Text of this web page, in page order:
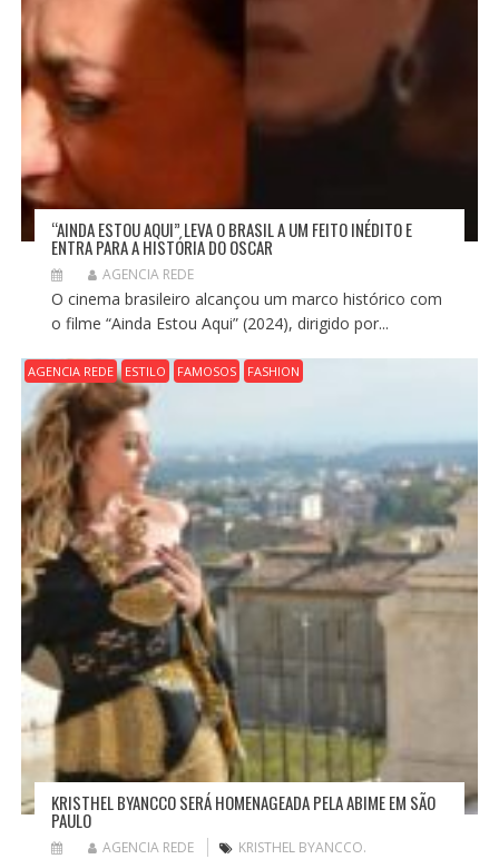
“AINDA ESTOU AQUI” LEVA O BRASIL A UM FEITO INÉDITO E
ENTRA PARA A HISTÓRIA DO OSCAR
AGENCIA REDE
O cinema brasileiro alcançou um marco histórico com
o filme “Ainda Estou Aqui” (2024), dirigido por...
AGENCIA REDE ESTILO FAMOSOS FASHION
KRISTHEL BYANCCO SERÁ HOMENAGEADA PELA ABIME EM SÃO
PAULO
AGENCIA REDE KRISTHEL BYANCCO.